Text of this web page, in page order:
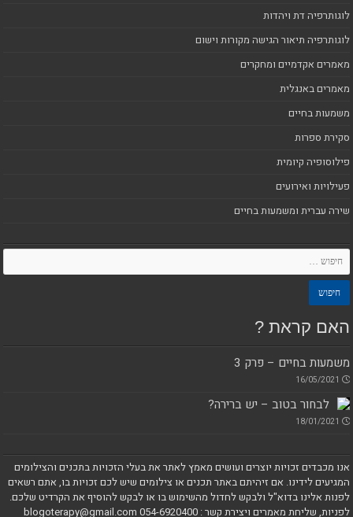
לוגותרפיה דת ויהדות
לוגותרפיה תיאור הגישה מקורות וישום
מאמרים אקדמיים ומחקרים
מאמרים באנגלית
משמעות בחיים
סקירת ספרות
פילוסופיה קיומית
פעילויות ואירועים
שירה עברית ומשמעות בחיים
האם קראת ?
משמעות בחיים – פרק 3
16/05/2021
לבחור בטוב – יש ברירה?
18/01/2021
אנו מכבדים זכויות יוצרים ועושים מאמץ לאתר את בעלי הזכויות בתכנים והצילומים
המגיעים לידינו. אם זיהיתם באתר תכנים או צילומים שיש לכם זכויות בו, אתם רשאים
לפנות אלינו בדוא"ל ולבקש לחדול מהשימוש בו או לבקש להוסיף את הקרדיט שלכם.
לפניות, שליחת מאמרים ויצירת קשר : blogoterapy@gmail.com 054-6920400